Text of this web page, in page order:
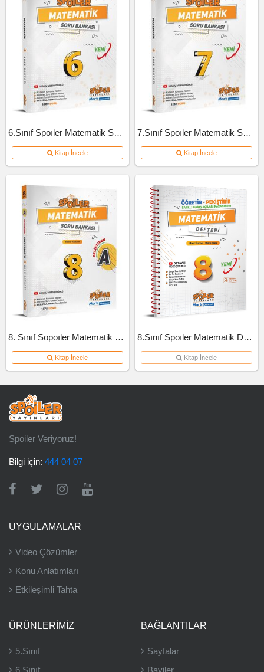
6.Sınıf Spoıler Matematik Soru Bankası 2023
Kitap İncele
7.Sınıf Spoıler Matematik Soru Bankası
Kitap İncele
8. Sınıf Sopoıler Matematik Soru Bankası A Kitap 2023
Kitap İncele
8.Sınıf Spoıler Matematik Defteri
Kitap İncele
Spoiler Veriyoruz!
Bilgi için: 444 04 07
UYGULAMALAR
Video Çözümler
Konu Anlatımları
Etkileşimli Tahta
ÜRÜNLERIMIZ
5.Sınıf
6.Sınıf
BAĞLANTILAR
Sayfalar
Bayiler